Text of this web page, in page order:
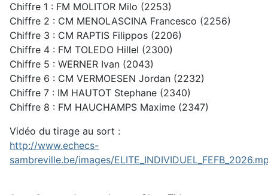
Chiffre 1 : FM MOLITOR Milo (2253)
Chiffre 2 : CM MENOLASCINA Francesco (2256)
Chiffre 3 : CM RAPTIS Filippos (2206)
Chiffre 4 : FM TOLEDO Hillel (2300)
Chiffre 5 : WERNER Ivan (2043)
Chiffre 6 : CM VERMOESEN Jordan (2232)
Chiffre 7 : IM HAUTOT Stephane (2340)
Chiffre 8 : FM HAUCHAMPS Maxime (2347)
Vidéo du tirage au sort :
http://www.echecs-
sambreville.be/images/